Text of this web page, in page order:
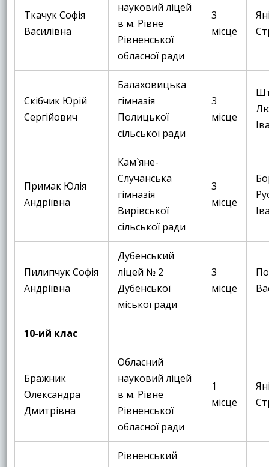
Ткачук Софія
Василівна
науковий ліцей
в м. Рівне
Рівненської
обласної ради
3
місце
Скібчик Юрій
Сергійович
Балаховицька
гімназія
Полицької
сільської ради
3
місце
Примак Юлія
Андріївна
Кам`яне-
Случанська
гімназія
Вирівської
сільської ради
3
місце
Пилипчук Софія
Андріївна
Дубенський
ліцей № 2
Дубенської
міської ради
3
місце
10-ий клас
Бражник
Олександра
Дмитрівна
Обласний
науковий ліцей
в м. Рівне
Рівненської
обласної ради
1
місце
Рівненський